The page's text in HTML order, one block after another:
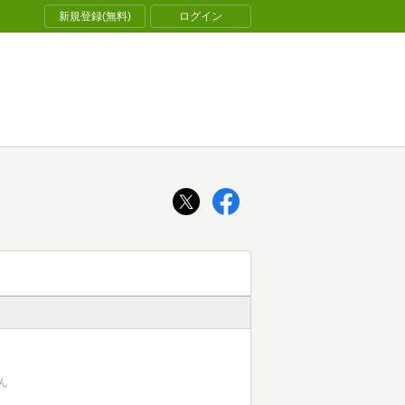
新規登録(無料) ログイン